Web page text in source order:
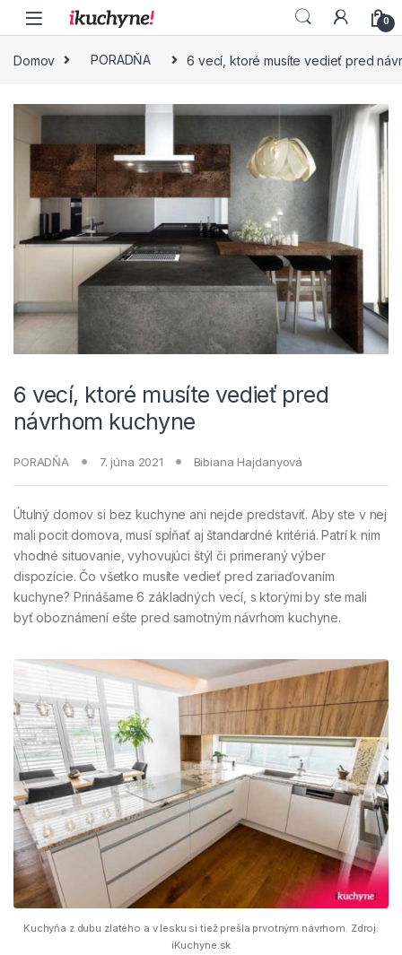
Skip to navigation
Skip to content
0
Domov PORADŇA 6 vecí, ktoré musíte vedieť pred
6 vecí, ktoré musíte vedieť pred
návrhom kuchyne
PORADŇA 7. júna 2021 Bibiana Hajdanyová
Útulný domov si bez kuchyne ani nejde predstaviť. Aby ste v nej
mali pocit domova, musí spĺňať aj štandardné kritériá. Patrí k nim
vhodné situovanie, vyhovujúci štýl či primeraný výber
dispozície. Čo všetko musíte vedieť pred zariaďovaním
kuchyne? Prinášame 6 základných vecí, s ktorými by ste mali
byť oboznámení ešte pred samotným návrhom kuchyne.
Kuchyňa z dubu zlatého a v lesku si tiež prešla prvotným návrhom. Zdroj:
iKuchyne.sk